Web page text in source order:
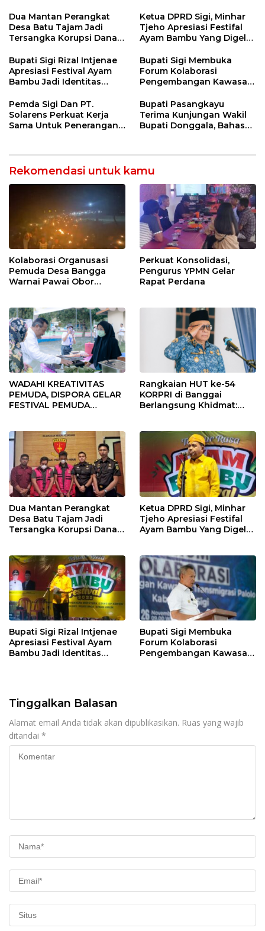
hingga Ramah Tamah
Dua Mantan Perangkat
Desa Batu Tajam Jadi
Tersangka Korupsi Dana
Ketua DPRD Sigi, Minhar
Tjeho Apresiasi Festifal
Ayam Bambu Yang Digelar
Bupati Sigi Rizal Intjenae
Apresiasi Festival Ayam
Bambu Jadi Identitas
Dipromosikan Ketingkat
Nasional
Bupati Sigi Membuka
Forum Kolaborasi
Pengembangan Kawasan
Pemda Sigi Dan PT.
Solarens Perkuat Kerja
Sama Untuk Penerangan
Bupati Pasangkayu
Terima Kunjungan Wakil
Bupati Donggala, Bahas
Rekomendasi untuk kamu
Kolaborasi Organusasi
Pemuda Desa Bangga
Warnai Pawai Obor
Perkuat Konsolidasi,
Pengurus YPMN Gelar
Rapat Perdana
WADAHI KREATIVITAS
PEMUDA, DISPORA GELAR
FESTIVAL PEMUDA
Rangkaian HUT ke-54
KORPRI di Banggai
Berlangsung Khidmat:
Dua Mantan Perangkat
Desa Batu Tajam Jadi
Tersangka Korupsi Dana
Ketua DPRD Sigi, Minhar
Tjeho Apresiasi Festifal
Ayam Bambu Yang Digelar
Bupati Sigi Rizal Intjenae
Apresiasi Festival Ayam
Bambu Jadi Identitas
Bupati Sigi Membuka
Forum Kolaborasi
Pengembangan Kawasan
Tinggalkan Balasan
Alamat email Anda tidak akan dipublikasikan. Ruas yang wajib
ditandai *